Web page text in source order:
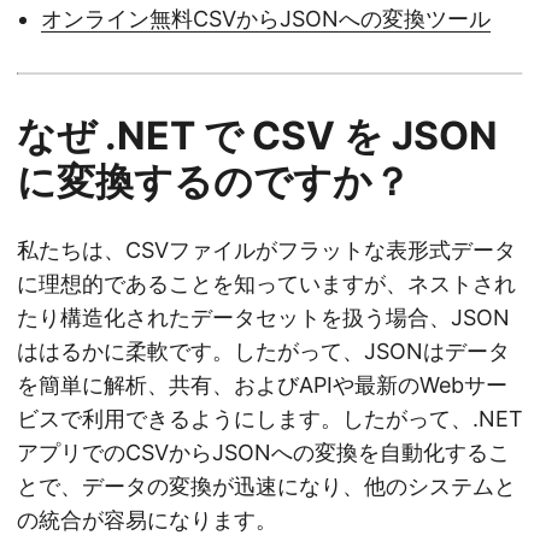
オンライン無料CSVからJSONへの変換ツール
なぜ .NET で CSV を JSON
に変換するのですか？
私たちは、CSVファイルがフラットな表形式データ
に理想的であることを知っていますが、ネストされ
たり構造化されたデータセットを扱う場合、JSON
ははるかに柔軟です。したがって、JSONはデータ
を簡単に解析、共有、およびAPIや最新のWebサー
ビスで利用できるようにします。したがって、.NET
アプリでのCSVからJSONへの変換を自動化するこ
とで、データの変換が迅速になり、他のシステムと
の統合が容易になります。